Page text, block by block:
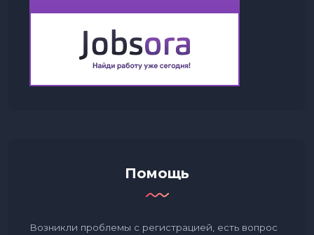
Помощь
Возникли проблемы с регистрацией, есть вопрос